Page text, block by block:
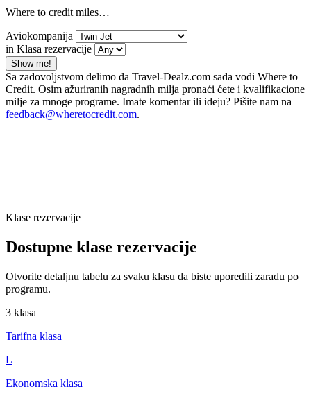
Where to credit miles…
Aviokompanija
in Klasa rezervacije
Show me!
Sa zadovoljstvom delimo da Travel-Dealz.com sada vodi Where to
Credit. Osim ažuriranih nagradnih milja pronaći ćete i kvalifikacione
milje za mnoge programe. Imate komentar ili ideju? Pišite nam na
feedback@wheretocredit.com.
Klase rezervacije
Dostupne klase rezervacije
Otvorite detaljnu tabelu za svaku klasu da biste uporedili zaradu po
programu.
3 klasa
Tarifna klasa
L
Ekonomska klasa